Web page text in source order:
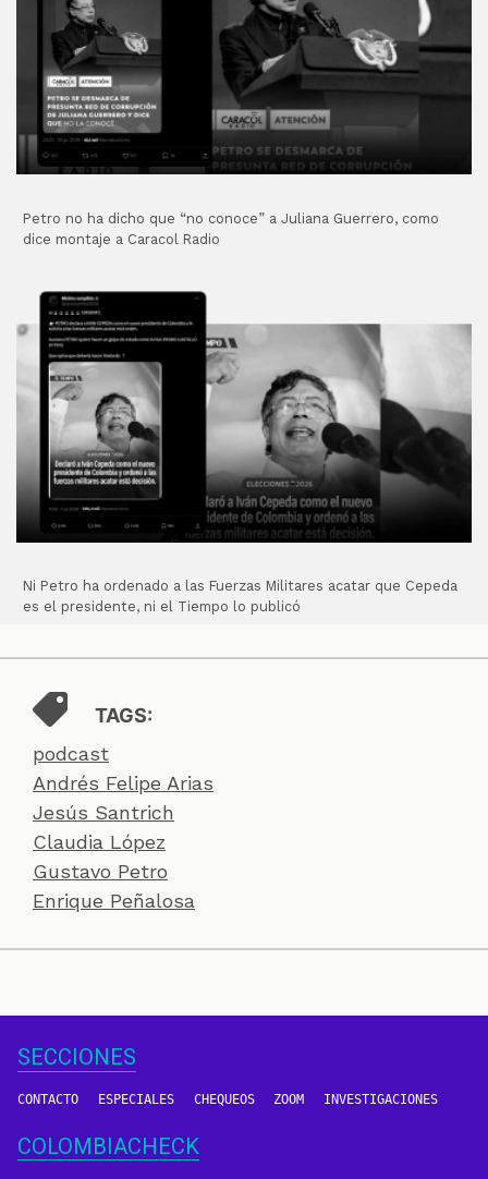
Petro no ha dicho que “no conoce” a Juliana Guerrero, como
dice montaje a Caracol Radio
Ni Petro ha ordenado a las Fuerzas Militares acatar que Cepeda
es el presidente, ni el Tiempo lo publicó
TAGS:
podcast
Andrés Felipe Arias
Jesús Santrich
Claudia López
Gustavo Petro
Enrique Peñalosa
SECCIONES
CONTACTO ESPECIALES CHEQUEOS ZOOM INVESTIGACIONES
COLOMBIACHECK